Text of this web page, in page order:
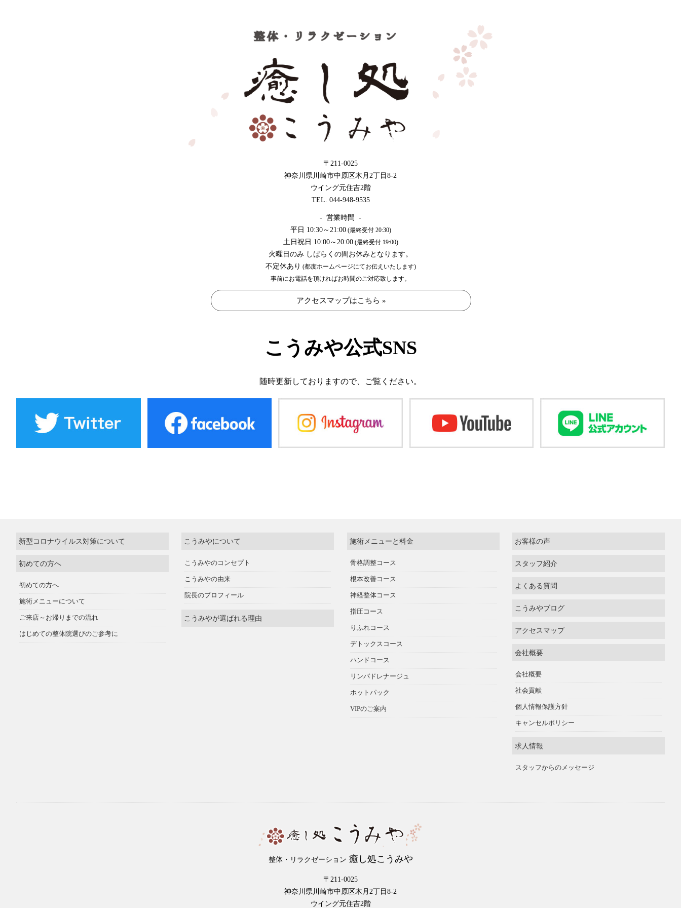
〒211-0025
神奈川県川崎市中原区木月2丁目8-2
ウイング元住吉2階
TEL. 044-948-9535
- 営業時間 -
平日 10:30～21:00(最終受付 20:30)
土日祝日 10:00～20:00(最終受付 19:00)
火曜日のみ しばらくの間お休みとなります。
不定休あり (都度ホームページにてお伝えいたします)
事前にお電話を頂ければお時間のご対応致します。
アクセスマップはこちら »
こうみや公式SNS
随時更新しておりますので、 ご覧ください。
新型コロナウイルス対策について
初めての方へ
初めての方へ
施術メニューについて
ご来店～お帰りまでの流れ
はじめての整体院選びのご参考に
こうみやについて
こうみやのコンセプト
こうみやの由来
院長のプロフィール
こうみやが選ばれる理由
施術メニューと料金
骨格調整コース
根本改善コース
神経整体コース
指圧コース
りふれコース
デトックスコース
ハンドコース
リンパドレナージュ
ホットパック
VIPのご案内
お客様の声
スタッフ紹介
よくある質問
こうみやブログ
アクセスマップ
会社概要
会社概要
社会貢献
個人情報保護方針
キャンセルポリシー
求人情報
スタッフからのメッセージ
整体・リラクゼーション 癒し処こうみや
〒211-0025
神奈川県川崎市中原区木月2丁目8-2
ウイング元住吉2階